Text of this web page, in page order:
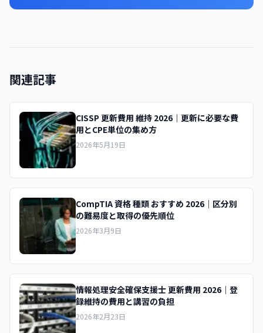
関連記事
CISSP 更新費用 維持 2026｜更新に必要な費
用とCPE単位の集め方
2026年5月19日
CompTIA 資格 種類 おすすめ 2026｜区分別
の難易度と取得の優先順位
2026年3月9日
情報処理安全確保支援士 更新費用 2026｜登
録維持の費用と講習の負担
2026年2月23日